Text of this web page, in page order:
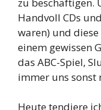
Handvoll CDs
waren) und
einem gewissen
das ABC-Spiel,
immer uns sonst
Heute tendiere